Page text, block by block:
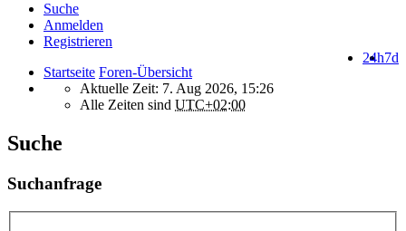
Suche
Anmelden
Registrieren
7d
24h
Startseite Foren-Übersicht
Aktuelle Zeit: 7. Aug 2026, 15:26
Alle Zeiten sind UTC+02:00
Suche
Suchanfrage